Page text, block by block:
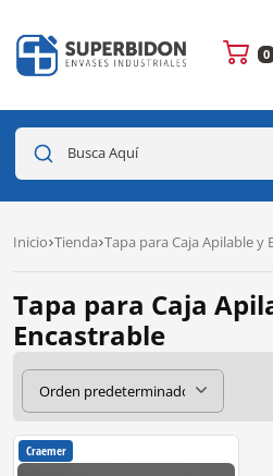
0
Busca Aquí
Inicio Tienda Tapa para Caja Apilable y
Tapa para Caja
Encastrable
Craemer